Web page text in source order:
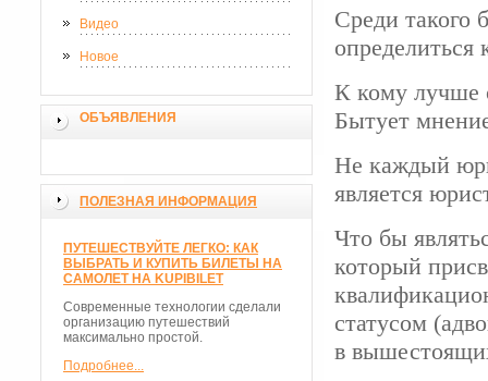
Видео
Новое
ОБЪЯВЛЕНИЯ
ПОЛЕЗНАЯ ИНФОРМАЦИЯ
ПУТЕШЕСТВУЙТЕ ЛЕГКО: КАК
ВЫБРАТЬ И КУПИТЬ БИЛЕТЫ НА
САМОЛЕТ НА KUPIBILET
Современные технологии сделали
организацию путешествий
максимально простой.
Подробнее...
Среди такого
К кому лучше
Бытует
Не каждый
является
Что бы
который
статусом
в